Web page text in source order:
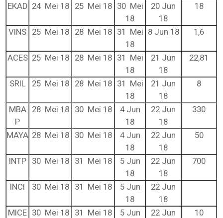
EKAD 24 Mei 18 25 Mei 18 30 Mei
18
20 Jun
18
18
VINS 25 Mei 18 28 Mei 18 31 Mei
18
8 Jun 18 1,6
ACES 25 Mei 18 28 Mei 18 31 Mei
18
21 Jun
18
22,81
SRIL 25 Mei 18 28 Mei 18 31 Mei
18
21 Jun
18
8
MBA
P
28 Mei 18 30 Mei 18
4 Jun
18
22 Jun
18
330
MAYA 28 Mei 18 30 Mei 18
4 Jun
18
22 Jun
18
50
INTP 30 Mei 18 31 Mei 18
5 Jun
18
22 Jun
18
700
INCI 30 Mei 18 31 Mei 18
5 Jun
18
22 Jun
18
MICE 30 Mei 18 31 Mei 18
5 Jun
22 Jun
10